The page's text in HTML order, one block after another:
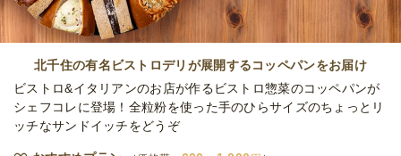
全てのプランを見る（5件）
オードブル
締切
2日前12時
最低ご注文金額 39,000円
北千住の有名ビストロデリが展開するコッペパンをお届け
ビストロ&イタリアンのお店が作るビストロ惣菜のコッペパンが
シェフコレに登場！全粒粉を使った手のひらサイズのちょっとリ
ッチなサンドイッチをどうぞ